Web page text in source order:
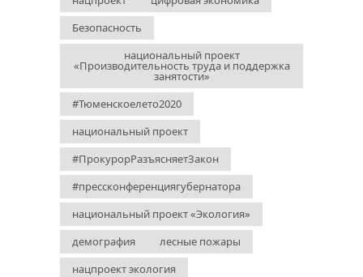
Безопасность
национальный проект
«Производительность труда и поддержка
занятости»
#Тюменскоелето2020
национальный проект
#ПрокурорРазъясняетЗакон
#прессконференциягубернатора
национальный проект «Экология»
демография
лесные пожары
нацпроект экология